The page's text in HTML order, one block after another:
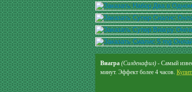
Виагра (Силденафил) - Самый
минут. Эффект более 4 часов.